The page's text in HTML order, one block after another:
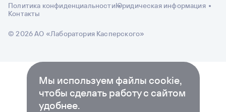
© 2026 АО «Лаборатория Касперского»
Политика конфиденциальностиЮридическая информация
Контакты
Мы используем файлы cookie,
чтобы сделать работу с сайтом
удобнее.